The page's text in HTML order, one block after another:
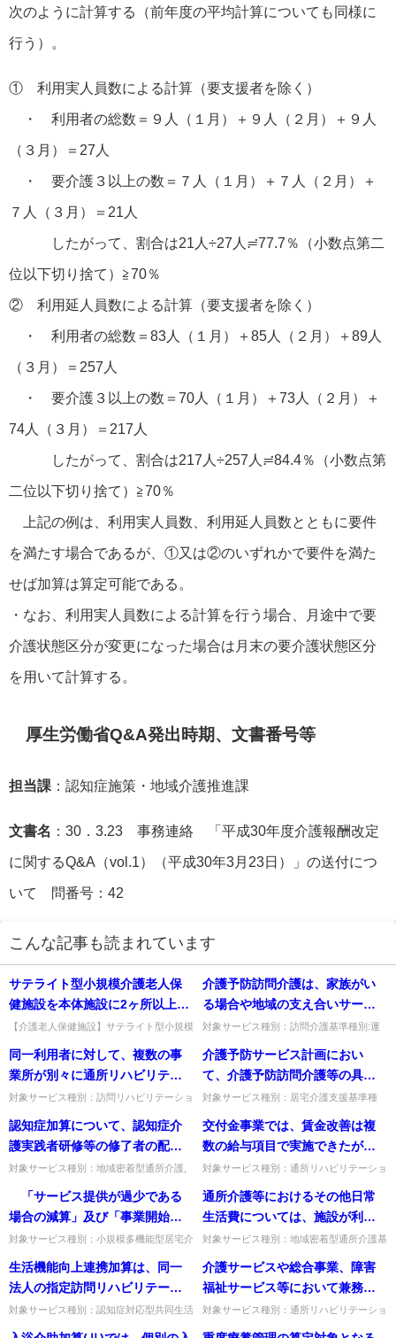
次のように計算する（前年度の平均計算についても同様に
行う）。
① 利用実人員数による計算（要支援者を除く）
・ 利用者の総数＝９人（１月）＋９人（２月）＋９人
（３月）＝27人
・ 要介護３以上の数＝７人（１月）＋７人（２月）＋
７人（３月）＝21人
したがって、割合は21人÷27人≓77.7％（小数点第二
位以下切り捨て）≧70％
② 利用延人員数による計算（要支援者を除く）
・ 利用者の総数＝83人（１月）＋85人（２月）＋89人
（３月）＝257人
・ 要介護３以上の数＝70人（１月）＋73人（２月）＋
74人（３月）＝217人
したがって、割合は217人÷257人≓84.4％（小数点第
二位以下切り捨て）≧70％
上記の例は、利用実人員数、利用延人員数とともに要件
を満たす場合であるが、①又は②のいずれかで要件を満た
せば加算は算定可能である。
・なお、利用実人員数による計算を行う場合、月途中で要
介護状態区分が変更になった場合は月末の要介護状態区分
を用いて計算する。
厚生労働省Q&A発出時期、文書番号等
担当課 ：認知症施策・地域介護推進課
文書名 ：30．3.23 事務連絡 「平成30年度介護報酬改定
に関するQ&A（vol.1）（平成30年3月23日）」の送付につ
いて 問番号：42
こんな記事も読まれています
サテライト型小規模介護老人保
健施設を本体施設に2ヶ所以上の
設置する場合にあっては、「サ
テライト型小規模介護老人保健
施設の入所者の医学管理等の処
う要件があるが、この具体的な
内容如何。
【介護老人保健施設】サテライト型小規模
理等が適切に行われる場合」とは。本体・
サテライトに必要な職員数の...
介護予防訪問介護は、家族がい
る場合や地域の支え合いサービ
スがあれば、まったく支給でき
ないのか。
対象サービス種別：訪問介護基準種別:運
否）」質問介護予防訪問介護は、家族がい
る場合や地域の支え合いサービス...
同一利用者に対して、複数の事
業所が別々に通所リハビリテー
ションを提供している場合、
各々の事業者がリハビリテーシ
ョンマネジメント加算の算定要
テーションマネジメント加算を
各々算定できるか。
対象サービス種別：訪問リハビリテーショ
報酬「リハビリテーションマネジメント加
算」質問同一利用者に対し...
介護予防サービス計画におい
て、介護予防訪問介護等の具体
的な回数やサービス提供日、サ
ービス提供時間を設定する場
合、介護予防プランの様式のど
の部分に記載すればよいのか。
対象サービス種別：居宅介護支援基準種
ラン）」質問介護予防サービス計画におい
て、介護予防訪問介護等の具体...
認知症加算について、認知症介
護実践者研修等の修了者の配置
が求められているが、当該研修
修了者は、介護職員以外の職種
（管理者、生活相談員、看護職
対象サービス種別：地域密着型通所介護,
介護報酬「認知症加算について」質問認知
症加算について、認知症介...
交付金事業では、賃金改善は複
数の給与項目で実施できたが、
加算においても同様の取り扱う
のか。一時金で改善してもよい
のか。
対象サービス種別：通所リハビリテーショ
応型通所介護,短期入所生活介護,短期入所
療養介護,福祉用具貸...
「サービス提供が過少である
場合の減算」及び「事業開始時
支援加算」における登録者数
に、障害者自立支援法に基づく
基準該当生活介護等の利用者を
対象サービス種別：小規模多機能型居宅介
の報酬改定以外）」質問 「サービス提供
が過少である場合の減算」...
通所介護等におけるその他日常
生活費については、施設が利用
者等から受領できる際の基準が
あるが、外部の事業者が利用者
との契約を結びその費用を徴収
れるか。
対象サービス種別：地域密着型通所介護基
の他日常生活費の外部事業者からの取扱
い」質問通所介護等におけるそ...
生活機能向上連携加算は、同一
法人の指定訪問リハビリテーシ
ョン事業所若しくは指定通所リ
ハビリテーション事業所又はリ
対象サービス種別：認知症対応型共同生活
介護サービスや総合事業、障害
福祉サービス等において兼務し
ている場合、配分ルールにおけ
る年収はどのように計算するの
対象サービス種別：通所リハビリテーショ